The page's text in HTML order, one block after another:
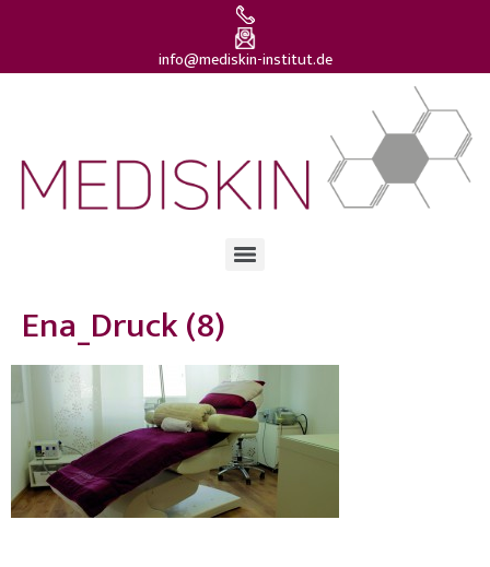
info@mediskin-institut.de
Ena_Druck (8)